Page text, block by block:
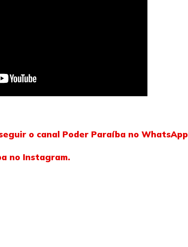
o canal Poder Paraíba no WhatsApp
no Instagram.